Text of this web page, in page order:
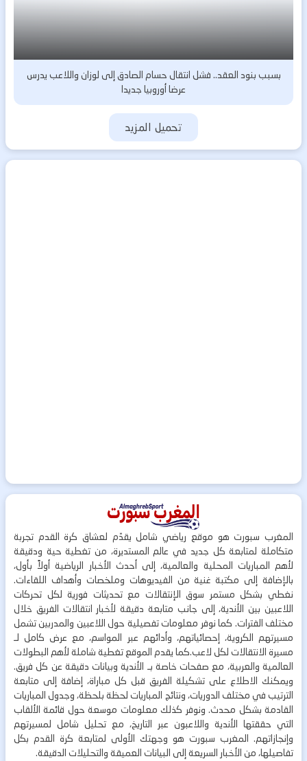
بسبب بنود العقد.. فشل انتقال حسام الصادق إلى لوزان واللاعب يدرس
عرضا أوروبيا جديدا
تحميل المزيد
المغرب سبورت هو موقع رياضي شامل يقدّم لعشاق كرة القدم تجربة
متكاملة لمتابعة كل جديد في عالم المستديرة، من تغطية حية ودقيقة
لأهم المباريات المحلية والعالمية، إلى أحدث الأخبار الرياضية أولاً بأول،
بالإضافة إلى مكتبة غنية من الفيديوهات وملخصات وأهداف اللقاءات.
نغطي بشكل مستمر سوق الإنتقالات مع تحديثات فورية لكل تحركات
اللاعبين بين الأندية، إلى جانب متابعة دقيقة لأخبار انتقالات الفريق خلال
مختلف الفترات. كما نوفر معلومات تفصيلية حول اللاعبين والمدربين تشمل
مسيرتهم الكروية، إحصائياتهم، وأدائهم عبر المواسم، مع عرض كامل لـ
مسيرة الانتقالات لكل لاعب.كما يقدم الموقع تغطية شاملة لأهم البطولات
العالمية والعربية، مع صفحات خاصة بـ الأندية وبيانات دقيقة عن كل فريق.
ويمكنك الاطلاع على تشكيلة الفريق قبل كل مباراة، إضافة إلى متابعة
الترتيب في مختلف الدوريات، ونتائج المباريات لحظة بلحظة، وجدول المباريات
القادمة بشكل محدث. ونوفر كذلك معلومات موسعة حول قائمة الألقاب
التي حققتها الأندية واللاعبون عبر التاريخ، مع تحليل شامل لمسيرتهم
وإنجازاتهم. المغرب سبورت هو وجهتك الأولى لمتابعة كرة القدم بكل
تفاصيلها، من الأخبار السريعة إلى البيانات العميقة والتحليلات الدقيقة.